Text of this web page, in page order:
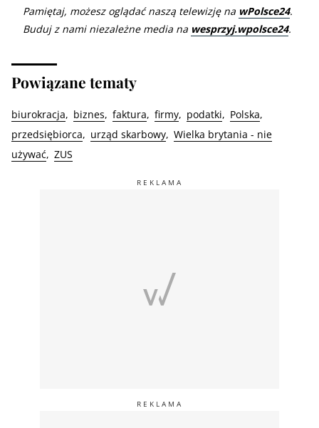
Pamiętaj, możesz oglądać naszą telewizję na wPolsce24.
Buduj z nami niezależne media na wesprzyj.wpolsce24.
Powiązane tematy
biurokracja biznes faktura firmy podatki
Polska
przedsiębiorca
urząd skarbowy Wielka brytania - nie
używać ZUS